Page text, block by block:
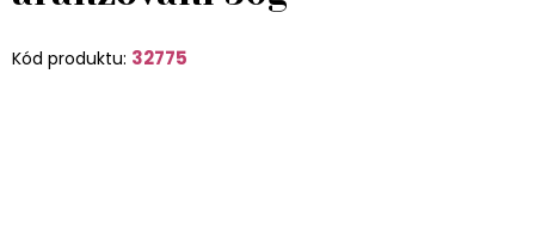
Kód produktu: 32775